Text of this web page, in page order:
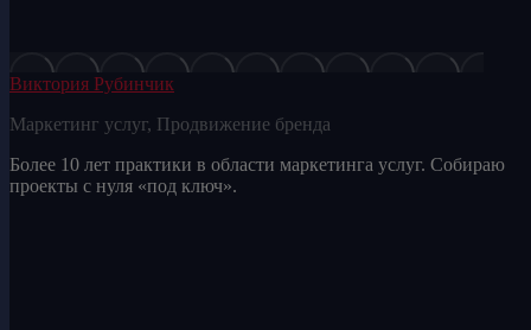
Виктория Рубинчик
Маркетинг услуг, Продвижение бренда
Более 10 лет практики в области маркетинга услуг. Собираю
проекты с нуля «под ключ».